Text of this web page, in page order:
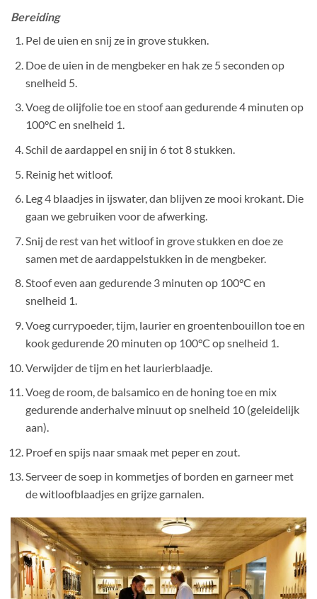
Bereiding
Pel de uien en snij ze in grove stukken.
Doe de uien in de mengbeker en hak ze 5 seconden op
snelheid 5.
Voeg de olijfolie toe en stoof aan gedurende 4 minuten op
100°C en snelheid 1.
Schil de aardappel en snij in 6 tot 8 stukken.
Reinig het witloof.
Leg 4 blaadjes in ijswater, dan blijven ze mooi krokant. Die
gaan we gebruiken voor de afwerking.
Snij de rest van het witloof in grove stukken en doe ze
samen met de aardappelstukken in de mengbeker.
Stoof even aan gedurende 3 minuten op 100°C en
snelheid 1.
Voeg currypoeder, tijm, laurier en groentenbouillon toe en
kook gedurende 20 minuten op 100°C op snelheid 1.
Verwijder de tijm en het laurierblaadje.
Voeg de room, de balsamico en de honing toe en mix
gedurende anderhalve minuut op snelheid 10 (geleidelijk
aan).
Proef en spijs naar smaak met peper en zout.
Serveer de soep in kommetjes of borden en garneer met
de witloofblaadjes en grijze garnalen.